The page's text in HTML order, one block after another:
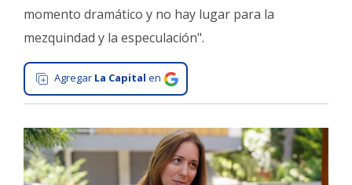
Interés
Ciudad
Deportes
Arte
y
Espectáculos
momento dramático y no hay lugar para la
mezquindad y la especulación".
Agregar La Capital en